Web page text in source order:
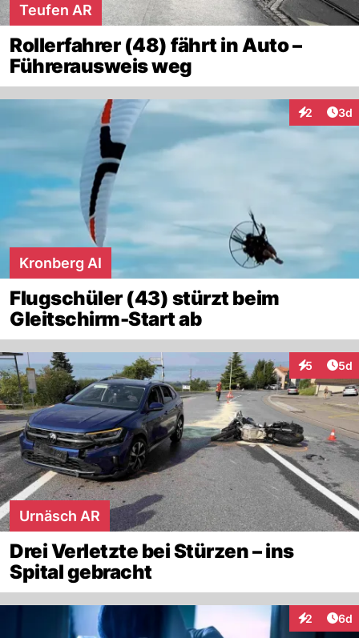
Teufen AR
Rollerfahrer (48) fährt in Auto –
Führerausweis weg
2 3d
Kronberg AI
Flugschüler (43) stürzt beim
Gleitschirm-Start ab
5 5d
Urnäsch AR
Drei Verletzte bei Stürzen – ins
Spital gebracht
2 6d